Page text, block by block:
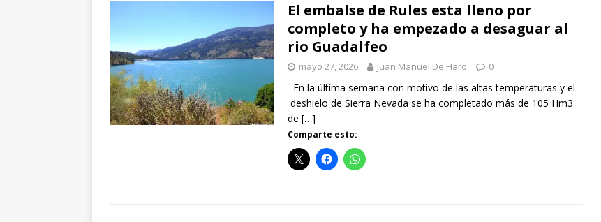
El embalse de Rules esta lleno por
completo y ha empezado a desaguar al
rio Guadalfeo
mayo 27, 2026 Juan Manuel De Haro 0
En la última semana con motivo de las altas temperaturas y el
deshielo de Sierra Nevada se ha completado más de 105 Hm3
de […]
Comparte esto: